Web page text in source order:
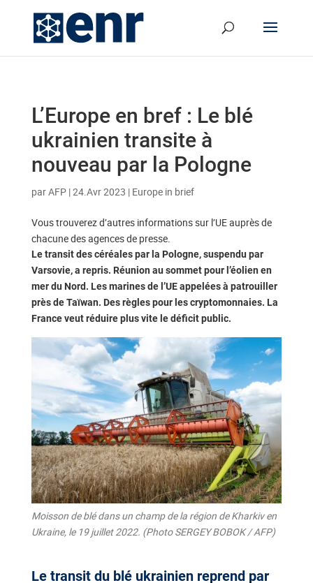
L’Europe en bref : Le blé
ukrainien transite à
nouveau par la Pologne
parAFP|24.Avr 2023 | Europe in brief
Vous trouverez d’autres informations sur l’UE auprès de
chacune des agences de presse.
Le transit des céréales par la Pologne, suspendu par
Varsovie, a repris. Réunion au sommet pour l’éolien en
mer du Nord. Les marines de l’UE appelées à patrouiller
près de Taïwan. Des règles pour les cryptomonnaies. La
France veut réduire plus vite le déficit public.
Moisson de blé dans un champ de la région de Kharkiv en
Ukraine, le 19 juillet 2022. (Photo SERGEY BOBOK / AFP)
Le transit du blé ukrainien reprend par